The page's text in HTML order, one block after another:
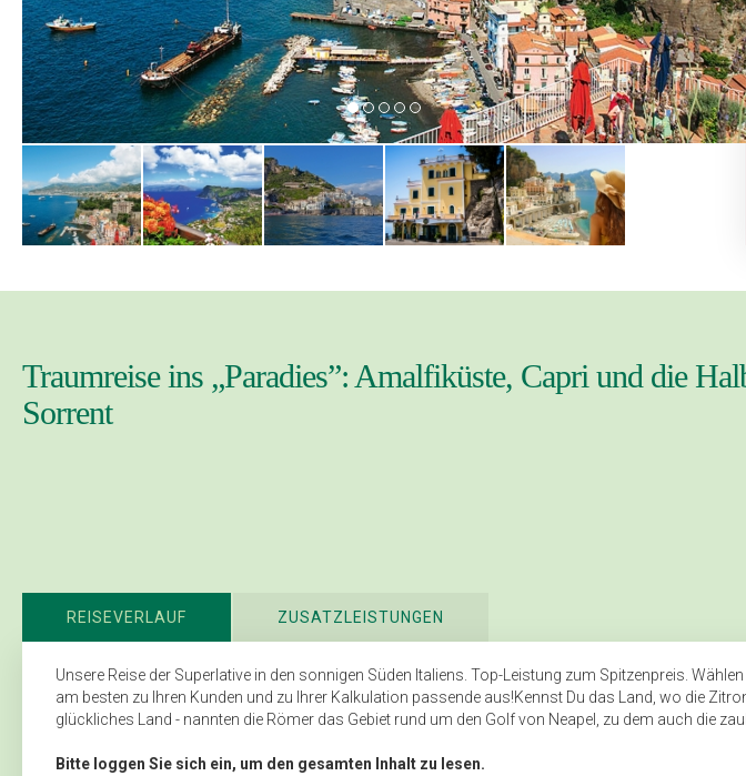
Traumreise ins „Paradies”: Amalfiküste, Capri und die
Sorrent
REISEVERLAUF ZUSATZLEISTUNGEN
Unsere Reise der Superlative in den sonnigen Süden Italiens. Top-Leistung zum Spitzenpreis.
am besten zu Ihren Kunden und zu Ihrer Kalkulation passende aus!Kennst Du das Land, wo die
glückliches Land - nannten die Römer das Gebiet rund um den Golf von Neapel, zu dem auch die
Bitte loggen Sie sich ein, um den gesamten Inhalt zu lesen.